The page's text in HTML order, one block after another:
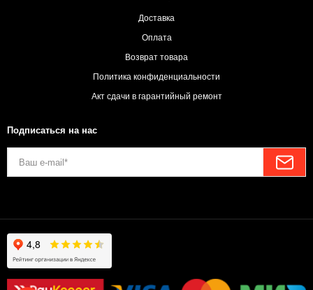
Доставка
Оплата
Возврат товара
Политика конфиденциальности
Акт сдачи в гарантийный ремонт
Подписаться на нас